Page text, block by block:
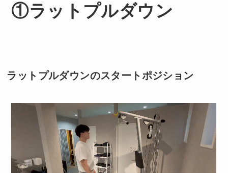
①ラットプルダウン
ラットプルダウンのスタートポジション